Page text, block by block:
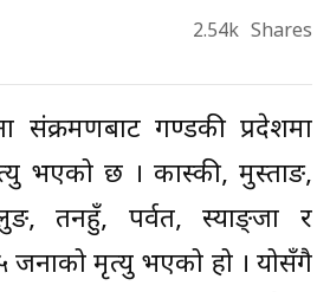
2.54k Shares
संक्रमणबाट गण्डकी प्रदेशमा
भएको छ । कास्की, मुस्ताङ,
तनहुँ, पर्वत, स्याङ्जा र
जनाको मृत्यु भएको हो । योसँगै